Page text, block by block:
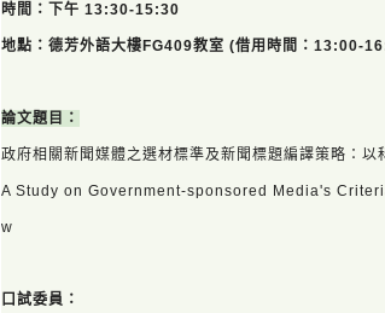
時間：下午 13:30-15:30
地點：德芳外語大樓FG409教室 (借用時間：13:00-
論文題目：
政府相關新聞媒體之選材標準及新聞標題編譯策略：以
A Study on Government-sponsored Media's
w
口試委員：